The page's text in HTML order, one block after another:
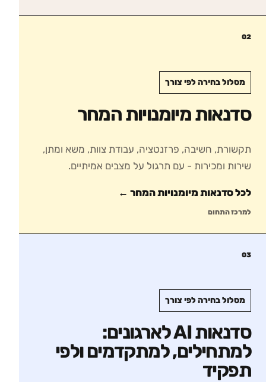
02
מסלול בחירה לפי צורך
סדנאות מיומנויות המחר
תקשורת, חשיבה, פרזנטציה, עבודת צוות, משא ומתן,
שירות ומכירות - עם תרגול על מצבים אמיתיים.
לכל סדנאות מיומנויות המחר ←
למרכז התחום
03
מסלול בחירה לפי צורך
סדנאות AI לארגונים:
למתחילים, למתקדמים ולפי
תפקיד